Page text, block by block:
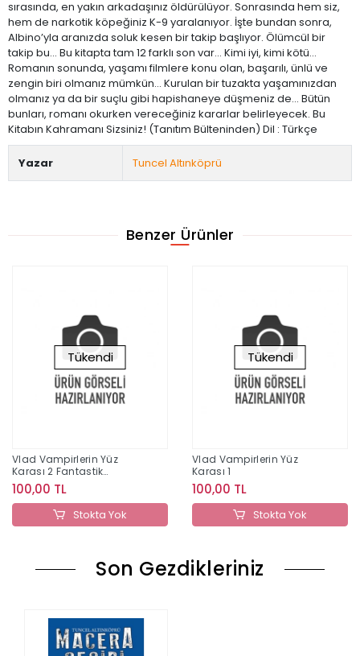
sırasında, en yakın arkadaşınız öldürülüyor. Sonrasında hem siz,
hem de narkotik köpeğiniz K-9 yaralanıyor. İşte bundan sonra,
Albino’yla aranızda soluk kesen bir takip başlıyor. Ölümcül bir
takip bu... Bu kitapta tam 12 farklı son var... Kimi iyi, kimi kötü...
Romanın sonunda, yaşamı filmlere konu olan, başarılı, ünlü ve
zengin biri olmanız mümkün... Kurulan bir tuzakta yaşamınızdan
olmanız ya da bir suçlu gibi hapishaneye düşmeniz de... Bütün
bunları, romanı okurken vereceğiniz kararlar belirleyecek. Bu
Kitabın Kahramanı Sizsiniz! (Tanıtım Bülteninden) Dil : Türkçe
Yazar Tuncel Altınköprü
Benzer Ürünler
Tükendi
Vlad Vampirlerin Yüz
Karası 2 Fantastik
Arkadaşlar
100,00 TL
Stokta Yok
Tükendi
Vlad Vampirlerin Yüz
Karası 1
100,00 TL
Stokta Yok
Son Gezdikleriniz